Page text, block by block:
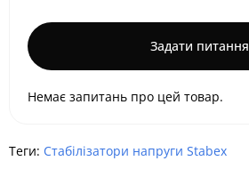
Задати питання
Немає запитань про цей товар.
Теги: Стабілізатори напруги Stabex